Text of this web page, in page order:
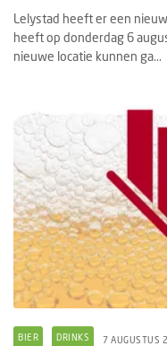
Lelystad heeft er een
heeft op donderdag 6
nieuwe locatie kunnen ga...
BIER DRINKS 7 AUGUSTUS